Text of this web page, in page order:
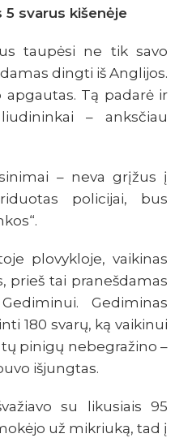
svarus kišenėje
taupėsi ne tik savo
dingti iš Anglijos.
Tą padarė ir
– anksčiau
– neva grįžus į
policijai, bus
plovykloje, vaikinas
prieš tai pranešdamas
Gediminas
180 svarų, ką vaikinui
pinigų nebegražino –
išjungtas.
su likusiais 95
už mikriuką, tad į